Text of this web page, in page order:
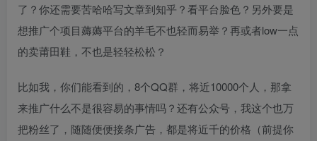
了？你还需要苦哈哈写文章到知乎？看平台脸色？另外要是
想推广个项目薅薅平台的羊毛不也轻而易举？再或者low一点
的卖莆田鞋，不也是轻轻松松？
比如我，你们能看到的，8个QQ群，将近10000个人，那拿
来推广什么不是很容易的事情吗？还有公众号，我这个也万
把粉丝了，随随便便接条广告，都是将近千的价格（前提你